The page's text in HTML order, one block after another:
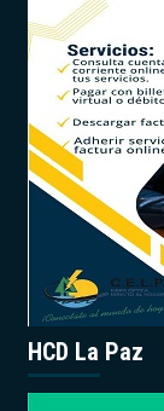
HCD La Paz